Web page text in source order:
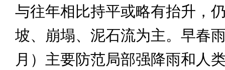
与往年相比持平或略有抬升，
坡、崩塌、泥石流为主。早春
月）主要防范局部强降雨和人